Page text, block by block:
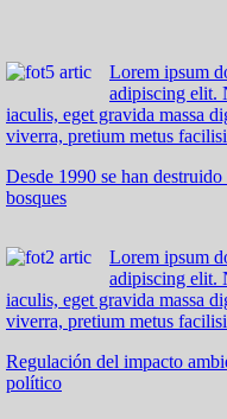
Lorem ipsum
adipiscing elit.
iaculis, eget gravida massa
viverra, pretium metus
Desde 1990 se han
bosques
Lorem ipsum
adipiscing elit.
iaculis, eget gravida massa
viverra, pretium metus
Regulación del impacto
político